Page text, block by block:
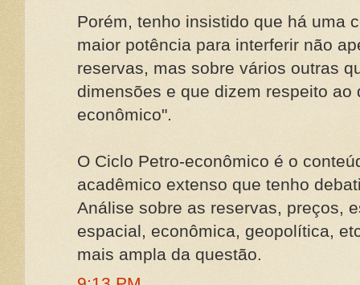
Porém, tenho insistido que há uma
maior potência para interferir não
reservas, mas sobre vários outras
dimensões e que dizem respeito
econômico".
O Ciclo Petro-econômico é o
acadêmico extenso que tenho
Análise sobre as reservas, preços,
espacial, econômica, geopolítica,
mais ampla da questão.